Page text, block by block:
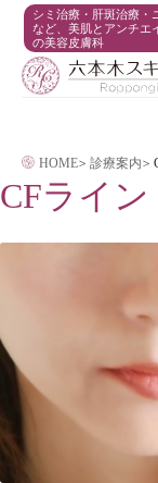
ス
シミ治療・肝斑治療・
など、美肌とアンチエ
の美容皮膚科
HOME> 診療案内>
CFライン